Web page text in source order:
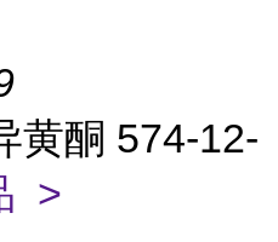
黄酮 574-12-
>